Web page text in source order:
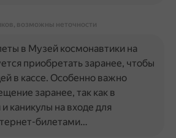
возможны неточности
в Музей космонавтики на
приобретать заранее, чтобы
в кассе. Особенно важно
заранее, так как в
каникулы на входе для
билетами…